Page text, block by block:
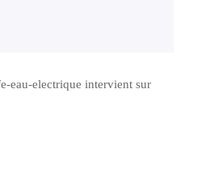
eau-electrique intervient sur